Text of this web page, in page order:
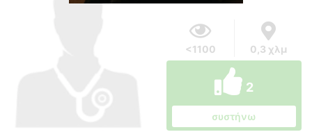
<1100 0,3 χλμ
2
συστήνω